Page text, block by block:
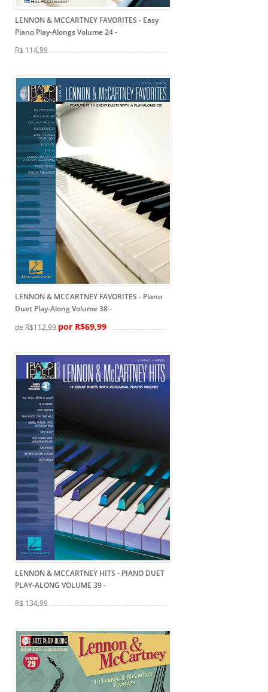
LENNON & MCCARTNEY FAVORITES - Easy
Piano Play-Alongs Volume 24-
R$ 114,99
LENNON & MCCARTNEY FAVORITES - Piano
Duet Play-Along Volume 38-
de R$112,99por R$69,99
LENNON & MCCARTNEY HITS - PIANO DUET
PLAY-ALONG VOLUME 39-
R$ 134,99